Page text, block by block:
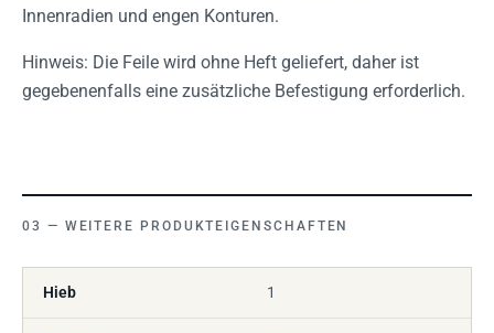
Innenradien und engen Konturen.
Hinweis: Die Feile wird ohne Heft geliefert, daher ist
gegebenenfalls eine zusätzliche Befestigung erforderlich.
WEITERE PRODUKTEIGENSCHAFTEN
Hieb 1